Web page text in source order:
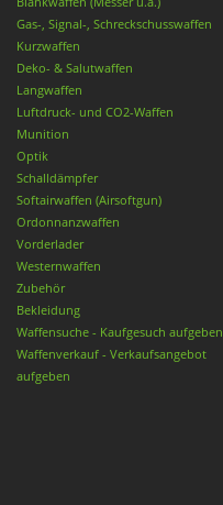
Gas-, Signal-, Schreckschusswaffen
Kurzwaffen
Deko- & Salutwaffen
Langwaffen
Luftdruck- und CO2-Waffen
Munition
Optik
Schalldämpfer
Softairwaffen (Airsoftgun)
Ordonnanzwaffen
Vorderlader
Westernwaffen
Zubehör
Bekleidung
Waffensuche - Kaufgesuch aufgeben
Waffenverkauf - Verkaufsangebot
aufgeben